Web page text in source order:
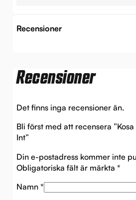
Recensioner
Recensioner
Det finns inga recensioner än.
Bli först med att recensera
Int”
Din e-postadress kommer inte
Obligatoriska fält är märkta *
Namn *